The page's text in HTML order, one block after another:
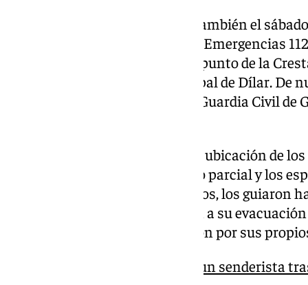
El segundo rescate se produjo también el
las 14.40 horas en el Servicio de Emergencias
encontraban enriscados en un punto de la
Sierra Nevada, término municipal de Dílar. De
Aérea de la Comandancia de la Guardia Civil
Tras llegar al lugar y localizar la ubicación de
helicóptero realizaron un apoyo parcial y los
hasta los montañeros enriscados, los guiaron
aeronave. Después, procedieron a su
Nieves, desde donde continuaron por sus
Rescatan en helicóptero a un senderista